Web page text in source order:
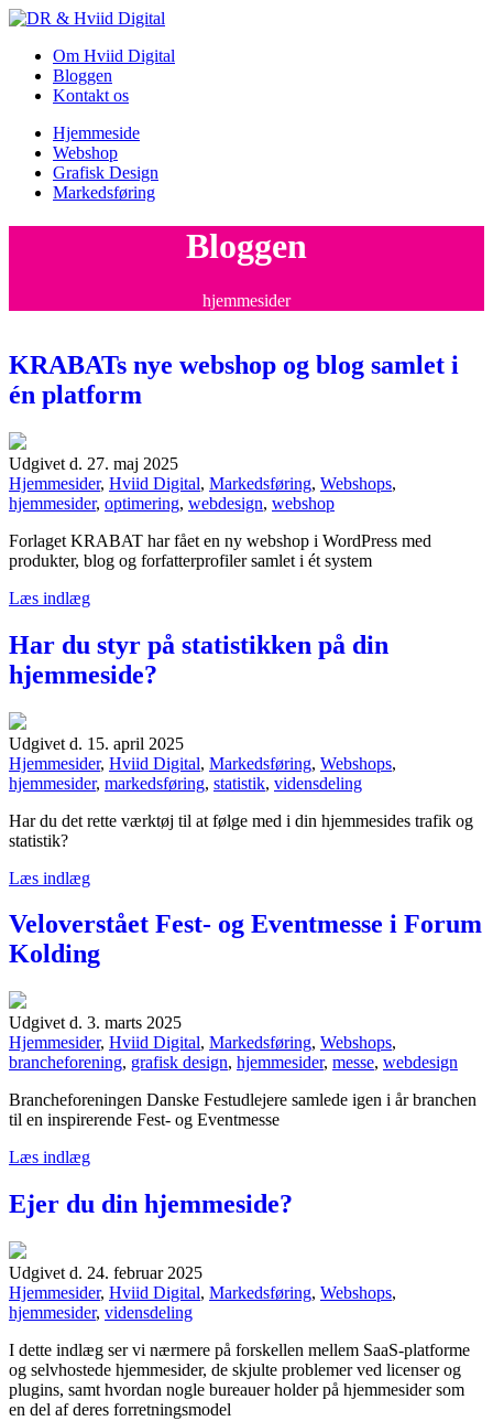
Gå
indholdOm Hviid Digital
Bloggen
Kontakt os
Hjemmeside
Webshop
Grafisk Design
Markedsføring
Bloggen
hjemmesider
KRABATs nye webshop og blog samlet i
én platform
Udgivet d. 27. maj 2025
Hjemmesider, Hviid Digital, Markedsføring, Webshops,
hjemmesider, optimering, webdesign, webshop
Forlaget KRABAT har fået en ny webshop i WordPress med
produkter, blog og forfatterprofiler samlet i ét system
Læs indlæg
Har du styr på statistikken på din
hjemmeside?
Udgivet d. 15. april 2025
Hjemmesider, Hviid Digital, Markedsføring, Webshops,
hjemmesider, markedsføring, statistik, vidensdeling
Har du det rette værktøj til at følge med i din hjemmesides trafik og
statistik?
Læs indlæg
Veloverstået Fest- og Eventmesse i Forum
Kolding
Udgivet d. 3. marts 2025
Hjemmesider, Hviid Digital, Markedsføring, Webshops,
brancheforening, grafisk design, hjemmesider, messe, webdesign
Brancheforeningen Danske Festudlejere samlede igen i år branchen
til en inspirerende Fest- og Eventmesse
Læs indlæg
Ejer du din hjemmeside?
Udgivet d. 24. februar 2025
Hjemmesider, Hviid Digital, Markedsføring, Webshops,
hjemmesider, vidensdeling
I dette indlæg ser vi nærmere på forskellen mellem SaaS-platforme
og selvhostede hjemmesider, de skjulte problemer ved licenser og
plugins, samt hvordan nogle bureauer holder på hjemmesider som
en del af deres forretningsmodel